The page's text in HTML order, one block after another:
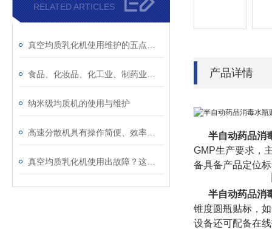
RELATED ARTICLES
纳米级均质机的使用与维护
产品详情
半自动药品消
GMP生产要求，
备具备产品定位
半自动药品消
锥度圆瓶贴标，
设备还可配备在